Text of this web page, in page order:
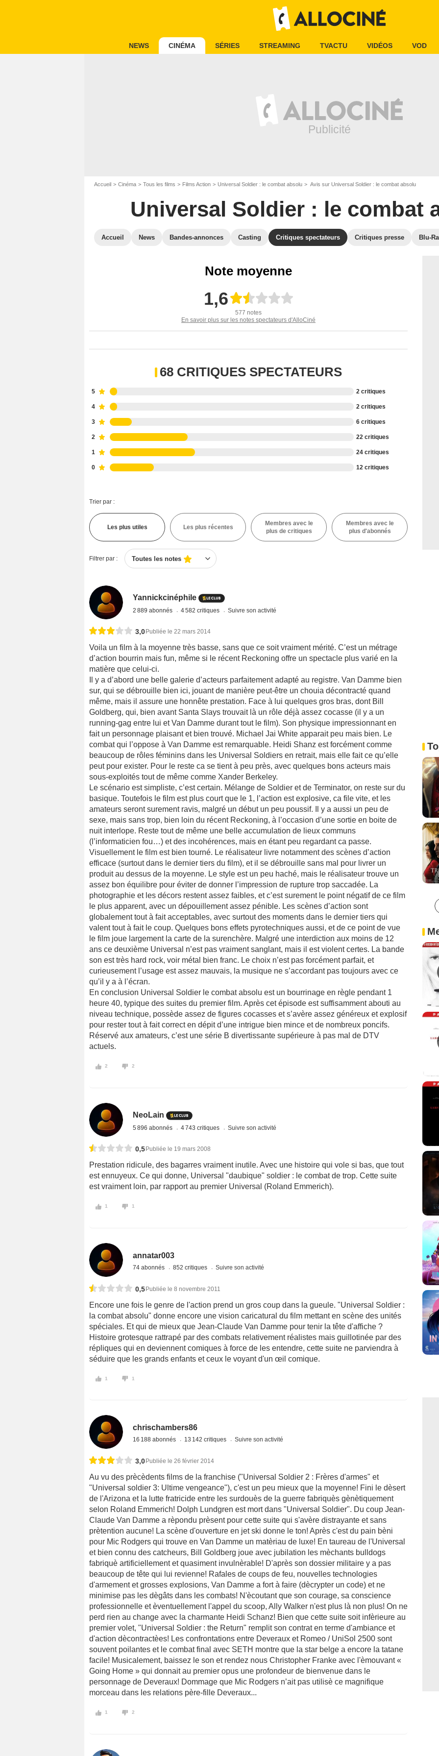
NEWS CINÉMA SÉRIES STREAMING TVACTU VIDÉOS VOD
Accueil Cinéma Tous les films Films Action Universal Soldier : le combat absolu Avis sur Universal Soldier : le combat absolu
Universal Soldier : le combat
Accueil News Bandes-annonces Casting Critiques spectateurs Critiques presse Blu-
Note moyenne
1,6
577 notes
En savoir plus sur les notes spectateurs d'AlloCiné
68 CRITIQUES SPECTATEURS
5 2 critiques
4 2 critiques
3 6 critiques
2 22 critiques
1 24 critiques
0 12 critiques
Trier par :
Les plus utiles Les plus récentes
Membres avec le
plus de critiques
Membres avec le
plus d'abonnés
Filtrer par : Toutes les notes
Yannickcinéphile
2 889 abonnés 4 582 critiques Suivre son activité
3,0 Publiée le 22 mars 2014
Voila un film à la moyenne très basse, sans que ce soit vraiment mérité. C’est un métrage
d’action bourrin mais fun, même si le récent Reckoning offre un spectacle plus varié en la
matière que celui-ci.
Il y a d’abord une belle galerie d’acteurs parfaitement adapté au registre. Van Damme bien
sur, qui se débrouille bien ici, jouant de manière peut-être un chouia décontracté quand
même, mais il assure une honnête prestation. Face à lui quelques gros bras, dont Bill
Goldberg, qui, bien avant Santa Slays trouvait là un rôle déjà assez cocasse (il y a un
running-gag entre lui et Van Damme durant tout le film). Son physique impressionnant en
fait un personnage plaisant et bien trouvé. Michael Jai White apparait peu mais bien. Le
combat qui l’oppose à Van Damme est remarquable. Heidi Shanz est forcément comme
beaucoup de rôles féminins dans les Universal Soldiers en retrait, mais elle fait ce qu’elle
peut pour exister. Pour le reste ca se tient à peu près, avec quelques bons acteurs mais
sous-exploités tout de même comme Xander Berkeley.
Le scénario est simpliste, c’est certain. Mélange de Soldier et de Terminator, on reste sur du
basique. Toutefois le film est plus court que le 1, l’action est explosive, ca file vite, et les
amateurs seront surement ravis, malgré un début un peu poussif. Il y a aussi un peu de
sexe, mais sans trop, bien loin du récent Reckoning, à l’occasion d’une sortie en boite de
nuit interlope. Reste tout de même une belle accumulation de lieux communs
(l’informaticien fou…) et des incohérences, mais en étant peu regardant ca passe.
Visuellement le film est bien tourné. Le réalisateur livre notamment des scènes d’action
efficace (surtout dans le dernier tiers du film), et il se débrouille sans mal pour livrer un
produit au dessus de la moyenne. Le style est un peu haché, mais le réalisateur trouve un
assez bon équilibre pour éviter de donner l’impression de rupture trop saccadée. La
photographie et les décors restent assez faibles, et c’est surement le point négatif de ce film
le plus apparent, avec un dépouillement assez pénible. Les scènes d’action sont
globalement tout à fait acceptables, avec surtout des moments dans le dernier tiers qui
valent tout à fait le coup. Quelques bons effets pyrotechniques aussi, et de ce point de vue
le film joue largement la carte de la surenchère. Malgré une interdiction aux moins de 12
ans ce deuxième Universal n’est pas vraiment sanglant, mais il est violent certes. La bande
son est très hard rock, voir métal bien franc. Le choix n’est pas forcément parfait, et
curieusement l’usage est assez mauvais, la musique ne s’accordant pas toujours avec ce
qu’il y a à l’écran.
En conclusion Universal Soldier le combat absolu est un bourrinage en règle pendant 1
heure 40, typique des suites du premier film. Après cet épisode est suffisamment abouti au
niveau technique, possède assez de figures cocasses et s’avère assez généreux et explosif
pour rester tout à fait correct en dépit d’une intrigue bien mince et de nombreux poncifs.
Réservé aux amateurs, c’est une série B divertissante supérieure à pas mal de DTV
actuels.
2 2
NeoLain
5 896 abonnés 4 743 critiques Suivre son activité
0,5Publiée le 19 mars 2008
Prestation ridicule, des bagarres vraiment inutile. Avec une histoire qui vole si bas, que tout
est ennuyeux. Ce qui donne, Universal "daubique" soldier : le combat de trop. Cette suite
est vraiment loin, par rapport au premier Universal (Roland Emmerich).
1 1
annatar003
74 abonnés 852 critiques Suivre son activité
0,5Publiée le 8 novembre 2011
Encore une fois le genre de l'action prend un gros coup dans la gueule. "Universal Soldier :
la combat absolu" donne encore une vision caricatural du film mettant en scène des unités
spéciales. Et qui de mieux que Jean-Claude Van Damme pour tenir la tête d'affiche ?
Histoire grotesque rattrapé par des combats relativement réalistes mais guillotinée par des
répliques qui en deviennent comiques à force de les entendre, cette suite ne parviendra à
séduire que les grands enfants et ceux le voyant d'un œil comique.
1 1
chrischambers86
16 188 abonnés 13 142 critiques Suivre son activité
3,0 Publiée le 26 février 2014
Au vu des prècèdents films de la franchise ("Universal Soldier 2 : Frères d'armes" et
"Universal soldier 3: Ultime vengeance"), c'est un peu mieux que la moyenne! Fini le dèsert
de l'Arizona et la lutte fratricide entre les surdouès de la guerre fabriquès gènètiquement
selon Roland Emmerich! Dolph Lundgren est mort dans "Universal Soldier". Du coup Jean-
Claude Van Damme a rèpondu prèsent pour cette suite qui s'avère distrayante et sans
prètention aucune! La scène d'ouverture en jet ski donne le ton! Après c'est du pain bèni
pour Mic Rodgers qui trouve en Van Damme un matèriau de luxe! En taureau de l'Universal
et bien connu des catcheurs, Bill Goldberg joue avec jubilation les mèchants bulldogs
fabriquè artificiellement et quasiment invulnèrable! D'après son dossier militaire y a pas
beaucoup de tête qui lui revienne! Rafales de coups de feu, nouvelles technologies
d'armement et grosses explosions, Van Damme a fort à faire (dècrypter un code) et ne
minimise pas les dègâts dans les combats! N'ècoutant que son courage, sa conscience
professionnelle et èventuellement l'appel du scoop, Ally Walker n'est plus là non plus! On ne
perd rien au change avec la charmante Heidi Schanz! Bien que cette suite soit infèrieure au
premier volet, "Universal Soldier : the Return" remplit son contrat en terme d'ambiance et
d'action dècontractèes! Les confrontations entre Deveraux et Romeo / UniSol 2500 sont
souvent poilantes et le combat final avec SETH montre que la star belge a encore la tatane
facile! Musicalement, baissez le son et rendez nous Christopher Franke avec l'èmouvant «
Going Home » qui donnait au premier opus une profondeur de bienvenue dans le
personnage de Deveraux! Dommage que Mic Rodgers n’ait pas utilisè ce magnifique
morceau dans les relations père-fille Deveraux...
1 2